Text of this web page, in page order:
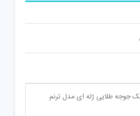
جوجه طلایی ژله ای مدل ترنم